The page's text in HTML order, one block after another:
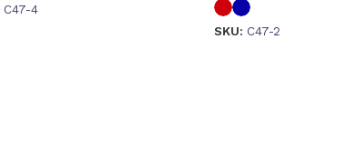
C47-4
SKU: C47-2